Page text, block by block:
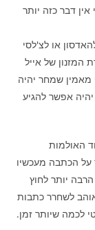
דבר כזה יותר
או לצ'לסי
של אייל
מאמין שמחר יהיה
אפשר להגיע
האולמות
על הכתבה מעכשיו
יותר לחוץ
לשחרר כתבות
לכמה שיותר זמן.